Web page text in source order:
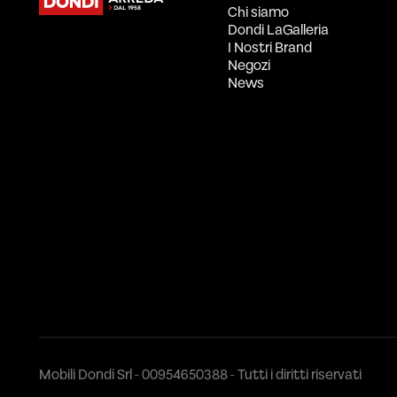
Chi siamo
Dondi LaGalleria
I Nostri Brand
Negozi
News
Mobili Dondi Srl - 00954650388 - Tutti i diritti riservati